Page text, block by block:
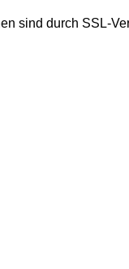
sind durch SSL-